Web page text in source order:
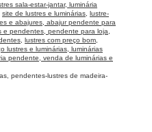
sala-estar-jantar, luminária
site de lustres e luminárias lustre-
e abajures, abajur pendente para
e pendentes pendente para loja
lustres com preço bom,
lustres e luminárias, luminárias
pendente, venda de luminárias e
pendentes-lustres de madeira-